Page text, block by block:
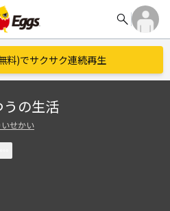
search
料)でサクサク連続再生
うの生活
せかい